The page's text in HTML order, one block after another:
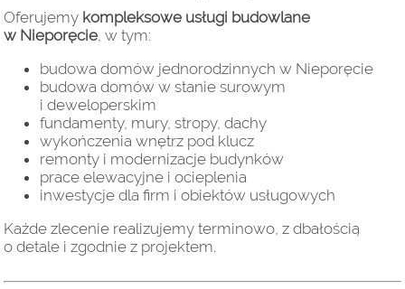
Oferujemy kompleksowe usługi budowlane
w Nieporęcie , w tym:
budowa domów jednorodzinnych w Nieporęcie
budowa domów w stanie surowym
i deweloperskim
fundamenty, mury, stropy, dachy
wykończenia wnętrz pod klucz
remonty i modernizacje budynków
prace elewacyjne i ocieplenia
inwestycje dla firm i obiektów usługowych
Każde zlecenie realizujemy terminowo, z dbałością
o detale i zgodnie z projektem.